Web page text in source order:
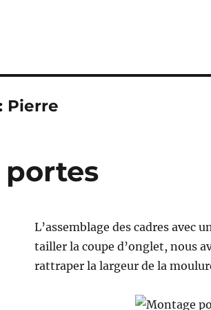
Pierre
portes
L’assemblage des cadres avec
tailler la coupe d’onglet, nous
rattraper la largeur de la